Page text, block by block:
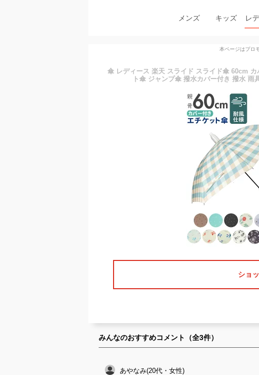
メンズ キッズ レ
本ページはプロ
傘 レディース 楽天 スライド スライド傘 60cm
ト傘 ジャンプ傘 撥水カバー付き 撥水
ショ
みんなのおすすめコメント（全3件）
あやなみ(20代・女性)